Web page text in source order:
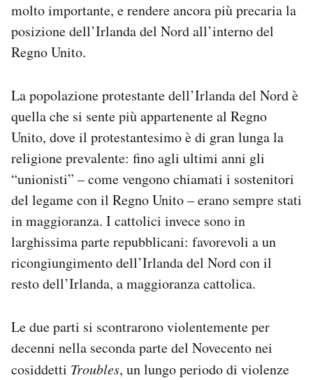
molto importante, e rendere ancora più precaria la
posizione dell’Irlanda del Nord all’interno del
Regno Unito.
La popolazione protestante dell’Irlanda del Nord è
quella che si sente più appartenente al Regno
Unito, dove il protestantesimo è di gran lunga la
religione prevalente: fino agli ultimi anni gli
“unionisti” – come vengono chiamati i sostenitori
del legame con il Regno Unito – erano sempre stati
in maggioranza. I cattolici invece sono in
larghissima parte repubblicani: favorevoli a un
ricongiungimento dell’Irlanda del Nord con il
resto dell’Irlanda, a maggioranza cattolica.
Le due parti si scontrarono violentemente per
decenni nella seconda parte del Novecento nei
cosiddetti Troubles, un lungo periodo di violenze